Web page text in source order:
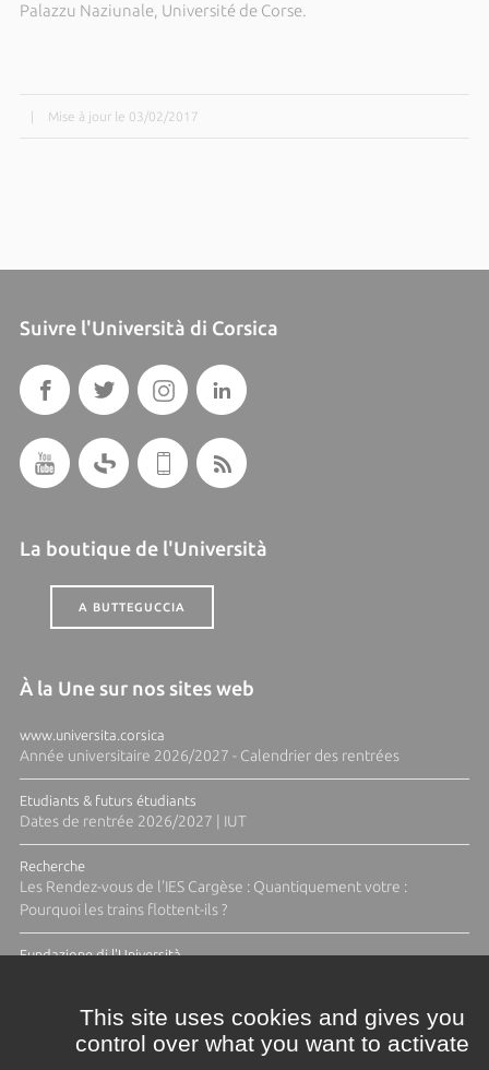
Palazzu Naziunale, Université de Corse.
Mise à jour le 03/02/2017
Suivre l'Università di Corsica
La boutique de l'Università
A BUTTEGUCCIA
À la Une sur nos sites web
www.universita.corsica
Année universitaire 2026/2027 - Calendrier des rentrées
Etudiants & futurs étudiants
Dates de rentrée 2026/2027 | IUT
Recherche
Les Rendez-vous de l'IES Cargèse : Quantiquement votre :
Pourquoi les trains flottent-ils ?
Fundazione di l'Università
This site uses cookies and gives you
control over what you want to activate